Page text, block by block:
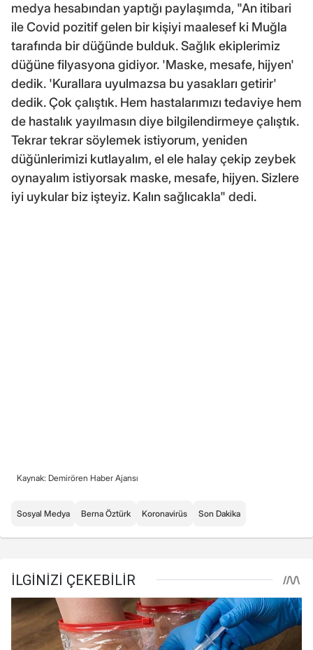
medya hesabından yaptığı paylaşımda, "An itibari
ile Covid pozitif gelen bir kişiyi maalesef ki Muğla
tarafında bir düğünde bulduk. Sağlık ekiplerimiz
düğüne filyasyona gidiyor. 'Maske, mesafe, hijyen'
dedik. 'Kurallara uyulmazsa bu yasakları getirir'
dedik. Çok çalıştık. Hem hastalarımızı tedaviye hem
de hastalık yayılmasın diye bilgilendirmeye çalıştık.
Tekrar tekrar söylemek istiyorum, yeniden
düğünlerimizi kutlayalım, el ele halay çekip zeybek
oynayalım istiyorsak maske, mesafe, hijyen. Sizlere
iyi uykular biz işteyiz. Kalın sağlıcakla" dedi.
Kaynak: Demirören Haber Ajansı
Sosyal Medya Berna Öztürk Koronavirüs Son Dakika